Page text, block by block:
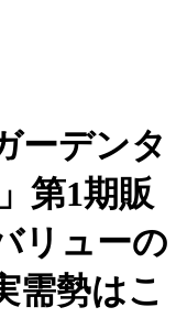
ーデンタ
第1期販
リューの
需勢はこ